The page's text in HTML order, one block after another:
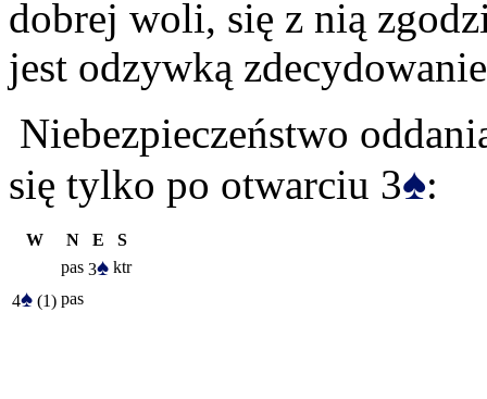
dobrej woli, się z nią
jest odzywką
Niebezpieczeństwo
się tylko po otwarciu 3♠:
W N E
S
pas 3♠ ktr
4♠ (1) pas